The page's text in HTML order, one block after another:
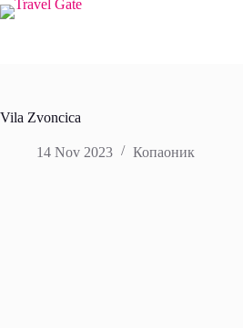
Skip
to
Vila Zvoncica
14 Nov 2023 Копаоник